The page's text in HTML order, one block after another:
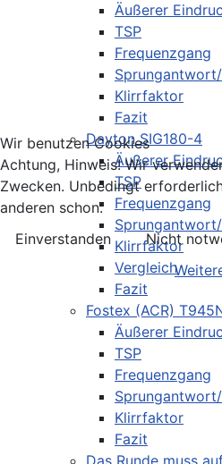
Äußerer
TSP
Frequenzgang
Klirrfaktor
Fazit
Dayton SIG180-4
Äußerer
TSP
Frequenzgang
Klirrfaktor
Vergleich
Fazit
Fostex (ACR)
Äußerer
TSP
Frequenzgang
Klirrfaktor
Fazit
Das Runde muss
Wir benutzen Cookies
Achtung, Hinweis! Wir
Zwecken. Unbedingt
anderen schon.
Einverstanden
Nicht